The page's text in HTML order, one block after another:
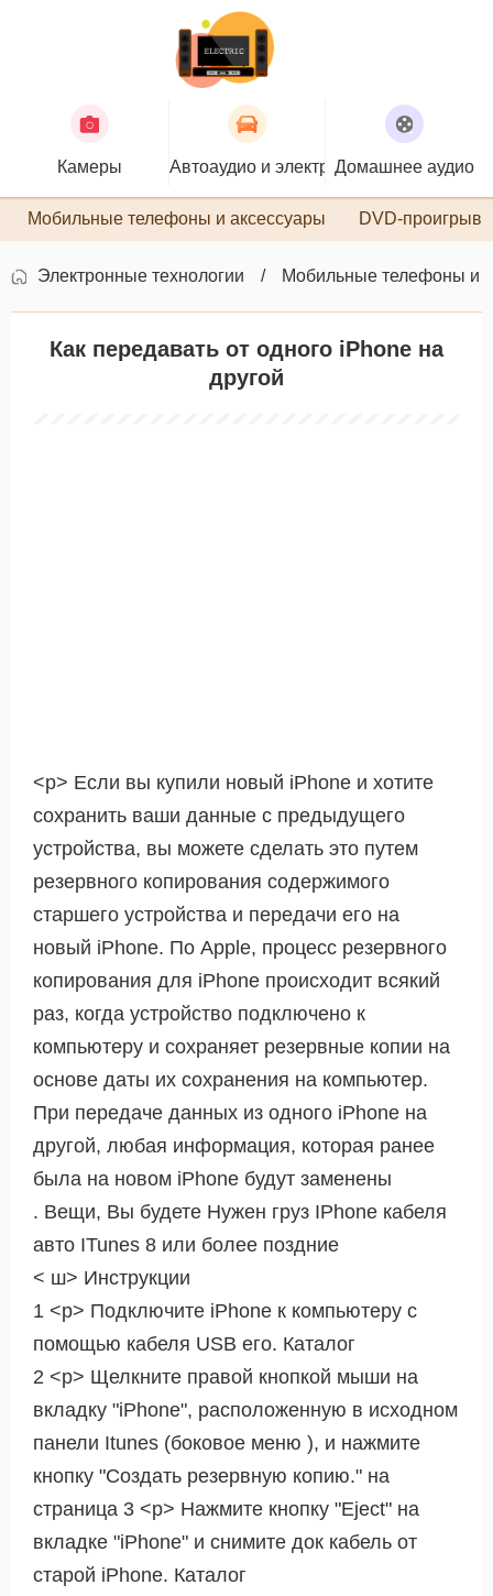
Камеры Автоаудио и электроникаДомашнее аудио
Мобильные телефоны и аксессуары DVD-
Электронные технологии Мобильные телефоны и
Как передавать от одного iPhone на
другой
<р> Если вы купили новый iPhone и хотите
сохранить ваши данные с предыдущего
устройства, вы можете сделать это путем
резервного копирования содержимого
старшего устройства и передачи его на
новый iPhone. По Apple, процесс резервного
копирования для iPhone происходит всякий
раз, когда устройство подключено к
компьютеру и сохраняет резервные копии на
основе даты их сохранения на компьютер.
При передаче данных из одного iPhone на
другой, любая информация, которая ранее
была на новом iPhone будут заменены
. Вещи, Вы будете Нужен груз IPhone кабеля
авто ITunes 8 или более поздние
< ш> Инструкции
1 <р> Подключите iPhone к компьютеру с
помощью кабеля USB его. Каталог
2 <р> Щелкните правой кнопкой мыши на
вкладку "iPhone", расположенную в исходном
панели Itunes (боковое меню ), и нажмите
кнопку "Создать резервную копию." на
страница 3 <р> Нажмите кнопку "Eject" на
вкладке "iPhone" и снимите док кабель от
старой iPhone. Каталог